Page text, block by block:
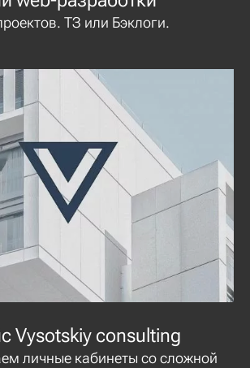
ТЗ или Бэклоги.
Vysotskiy consulting
личные кабинеты со сложной